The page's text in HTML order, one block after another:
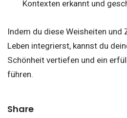
Kontexten erkannt und
Indem du diese Weisheiten und
Leben integrierst, kannst du
Schönheit vertiefen und ein
führen.
Share